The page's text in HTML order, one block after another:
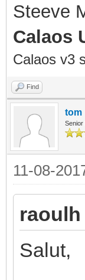
Steeve
Calaos
Calaos v3
Find
tom
Senior
11-08-
raoulh
Salut,